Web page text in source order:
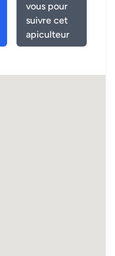
vous pour
suivre cet
apiculteur